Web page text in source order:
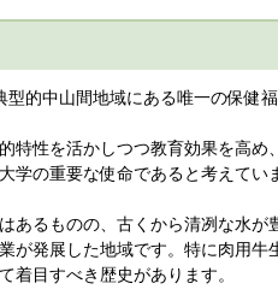
的中山間地域にある唯一の保健福
特性を活かしつつ教育効果を高め
学の重要な使命であると考えてい
あるものの、古くから清冽な水が
が発展した地域です。特に肉用牛
着目すべき歴史があります。